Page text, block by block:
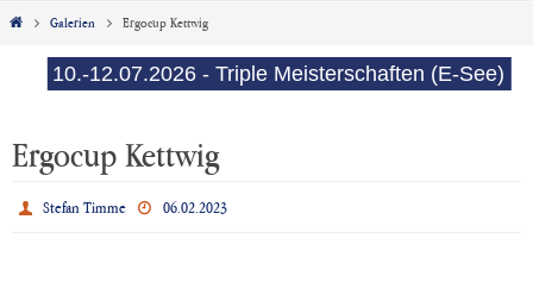
Start Galerien Ergocup Kettwig
12.07.2026 - Triple Meisterschaften (E-See) 15.-
Ergocup Kettwig
Stefan Timme 06.02.2023